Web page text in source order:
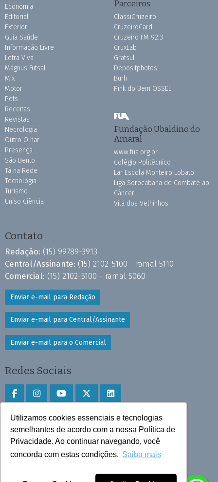
Utilizamos cookies essenciais e tecnologias
semelhantes de acordo com a nossa Política de
Privacidade. Ao continuar navegando, você
concorda com estas condições. Saiba mais
Economia
Editorial
Exterior
Guia Saúde
Informação Livre
Letra Viva
Magnus Futsal
Mix
Motor
Pets
Receitas
Revistas
Necrologia
Outro Olhar
Presença
São Bento
Tá na Rede
Tecnologia
Turismo
Uniso Ciência
Parceiros
ClassiCruzeiro
CruzeiroCard
Cruzeiro FM 92.3
CruxLab
Grafsul
Depositphotos
Burh
Pink do Bem OSSEL
Fundação Ubaldino do
Amaral
www.fua.org.br
Colégio Politécnico
Lar Escola Monteiro Lobato
Liga Sorocabana de Combate ao
Câncer
Vila dos Velhinhos
Contato
Redação: (15) 99789-3913
Central/Assinante: (15) 2102-5100 - ramal 5110
Comercial: (15) 2102-5100 - ramal 5060
Enviar e-mail para Redação
Enviar e-mail para Central/Assinante
Enviar e-mail para o Comercial
Redes Sociais
Faça download do aplicativo
Play Store e App Store
Todos os direitos reservados © 2025 Cruzeiro do Sul